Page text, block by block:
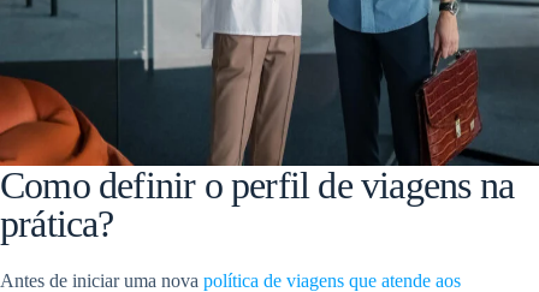
Como definir o perfil de viagens na
prática?
Antes de iniciar uma nova política de viagens que atende aos